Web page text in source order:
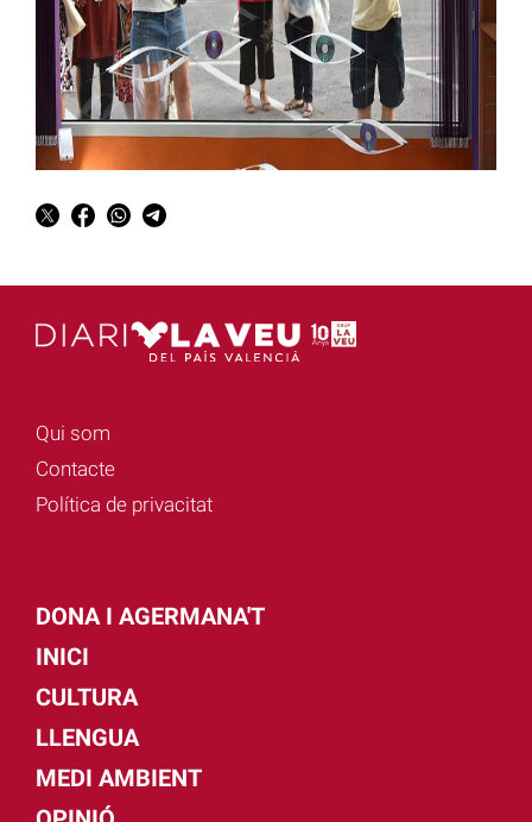
Qui som
Contacte
Política de privacitat
DONA I AGERMANA'T
INICI
CULTURA
LLENGUA
MEDI AMBIENT